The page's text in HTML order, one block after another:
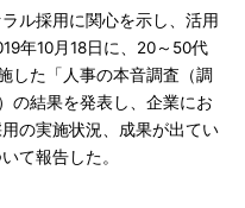
ル採用に関心を示し、活用
年10月18日に、20～50代
した「人事の本音調査（調
の結果を発表し、企業にお
の実施状況、成果が出てい
て報告した。